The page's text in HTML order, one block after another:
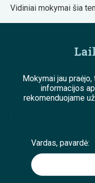
Vidiniai mokymai šia
Mokymai jau
informacijos
rekomenduojame
;
Vardas, pavardė: